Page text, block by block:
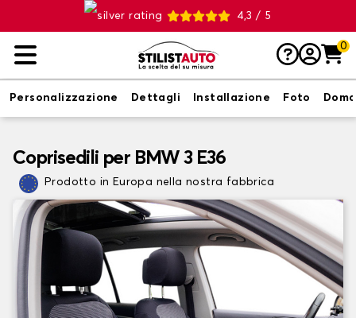
4,3 / 5
0
Personalizzazione Dettagli Installazione Foto
Coprisedili per BMW 3 E36
Prodotto in Europa nella nostra fabbrica